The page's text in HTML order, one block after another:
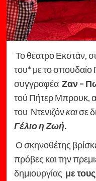
Το θέατρο Εκστάν,
του* με το σπουδαίο
συγγραφέα Ζαν –
τού Πήτερ Μπρουκ,
του Ντενιζόνκαισε
Γέλιο η Ζωή.
Ο σκηνοθέτης
πρόβες και την
δημιουργίας με